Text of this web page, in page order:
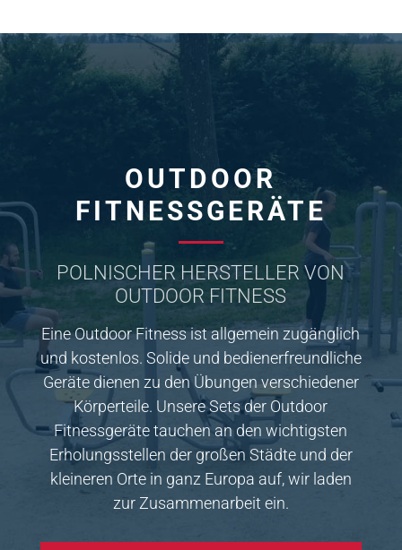
OUTDOOR
FITNESSGERÄTE
POLNISCHER HERSTELLER VON
OUTDOOR FITNESS
Eine Outdoor Fitness ist allgemein zugänglich
und kostenlos. Solide und bedienerfreundliche
Geräte dienen zu den Übungen verschiedener
Körperteile. Unsere Sets der Outdoor
Fitnessgeräte tauchen an den wichtigsten
Erholungsstellen der großen Städte und der
kleineren Orte in ganz Europa auf, wir laden
zur Zusammenarbeit ein.